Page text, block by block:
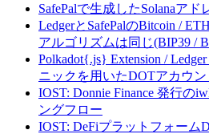
SafePalで生成したSolanaア
LedgerとSafePalのBitcoin /
アルゴリズムは同じ(BIP39 /
Polkadot{.js} Extension /
ニックを用いたDOTアカウ
IOST: Donnie Finance 発行の
ングフロー
IOST: DeFiプラットフォーム